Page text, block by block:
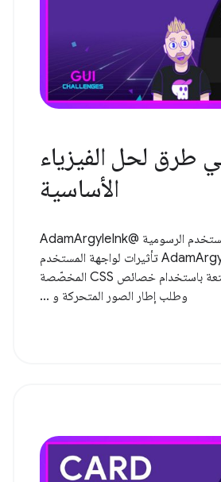
طرق لحل الفيزياء
الأساسية
في تحدّي واجهة المستخدم الرسومية @AdamArgyleInk
اليوم، يقدّم @AdamArgyleInk تأثيرات لواجهة المستخدم
الفيزيائية الممتعة باستخدام خصائص CSS المخصّصة
وطلب إطار الصور المتحركة و ...